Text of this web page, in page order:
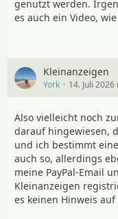
genutzt werden.
es auch ein Video,
Kleinanzeigen
York 14. Juli
Also vielleicht noch
darauf hingewiesen,
und ich bestimmt
auch so, allerdings
meine PayPal-Email
Kleinanzeigen
es keinen Hinweis